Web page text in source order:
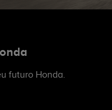
futuro Honda.